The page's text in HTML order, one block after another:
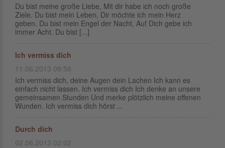
Du bist meine große Liebe, Mit dir habe ich noch große
Ziele. Du bist mein Leben, Dir möchte ich mein Herz
geben. Du bist mein Engel der Nacht, Auf Dich gebe ich
immer Acht. Du bist [...]
Ich vermiss dich
11.06.2013 09:56
Ich vermiss dich, deine Augen dein Lachen Ich kann es
einfach nicht lassen. Ich vermiss dich Ich denke an unsere
gemeinsamen Stunden Und merke plötzlich meine offenen
Wunden. Ich vermiss dich hörst ...
Durch dich
02.06.2013 02:02